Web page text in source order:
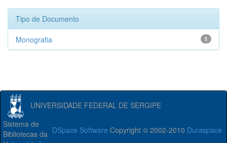
Tipo de Documento
1
Monografia
UNIVERSIDADE FEDERAL DE SERGIPE
DSpace Software Copyright © 2002-2010 Duraspace
Sistema de
Bibliotecas da